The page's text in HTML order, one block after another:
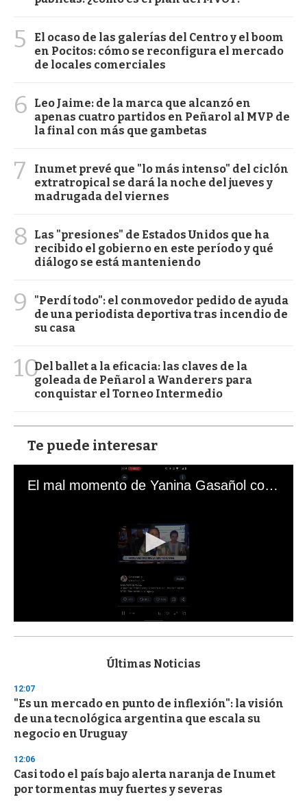
5
El ocaso de las galerías del Centro y el boom
en Pocitos: cómo se reconfigura el mercado
de locales comerciales
6
Leo Jaime: de la marca que alcanzó en
apenas cuatro partidos en Peñarol al MVP de
la final con más que gambetas
7
Inumet prevé que "lo más intenso" del ciclón
extratropical se dará la noche del jueves y
madrugada del viernes
8
Las "presiones" de Estados Unidos que ha
recibido el gobierno en este período y qué
diálogo se está manteniendo
9
"Perdí todo": el conmovedor pedido de ayuda
de una periodista deportiva tras incendio de
su casa
10Del ballet a la eficacia: las claves de la
goleada de Peñarol a Wanderers para
conquistar el Torneo Intermedio
Te puede interesar
El mal momento de Yanina Gasañol con un hincha argentino en "Subrayado"
s
d
s
o
f
3
s
e
c
o
Últimas Noticias
12:07
"Es un mercado en punto de inflexión": la visión
de una tecnológica argentina que escala su
negocio en Uruguay
12:06
Casi todo el país bajo alerta naranja de Inumet
por tormentas muy fuertes y severas